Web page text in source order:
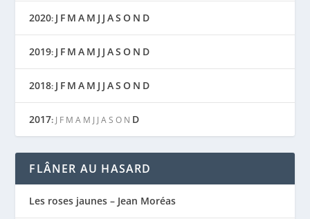
2020: J F M A M J J AS O N D
2019: J F M A M J J AS O N D
2018: J F M A M J J AS O N D
2017: J F M A M J J A S O N D
FLÂNER AU HASARD
Les roses jaunes – Jean Moréas